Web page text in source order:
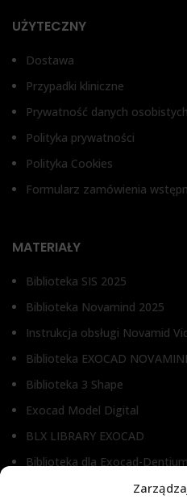
UŻYTECZNY
Dostawa
Przypadki kliniczne
Prywatność danych osobistych
Polityka prywatności
Polityka Cookies
Formularz zamówienia
MATERIAŁY
Biblioteka SIS 2025
Biblioteka Novamind 2025
Instrukcja obsługi Novamid
Biblioteka EXOCAD
Biblioteka 3 Shape
Exocad Model Digital
BLX LIBRARY EXOCAD
Biblioteka dla Exocad-
Biblioteka dla Dental Wings